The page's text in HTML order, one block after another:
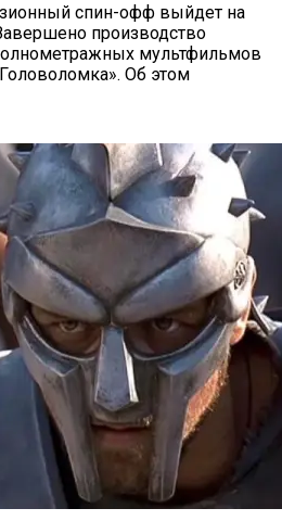
спин-офф выйдет на
производство
мультфильмов
Об этом